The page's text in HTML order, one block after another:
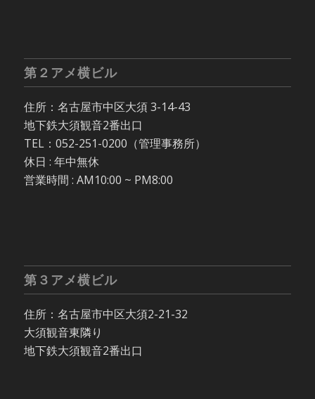
第２アメ横ビル
住所：名古屋市中区大須 3-14-43
地下鉄大須観音2番出口
TEL：052-251-0200（管理事務所）
休日 : 年中無休
営業時間 : AM10:00 ~ PM8:00
第３アメ横ビル
住所：名古屋市中区大須2-21-32
大須観音東隣り
地下鉄大須観音2番出口